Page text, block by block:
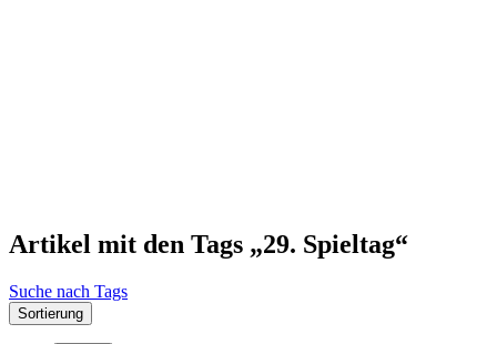
Artikel mit den Tags „29. Spieltag“
Suche nach Tags
Sortierung